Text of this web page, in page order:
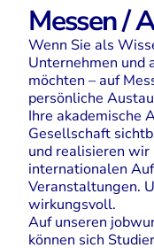
Messen /
Wenn Sie als
Unternehmen und
möchten – auf
persönliche
Ihre akademische
Gesellschaft
und realisieren
internationalen
Veranstaltungen.
wirkungsvoll.
Auf unseren
können sich